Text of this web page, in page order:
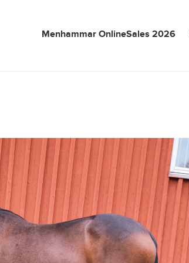
Menhammar OnlineSales 2026